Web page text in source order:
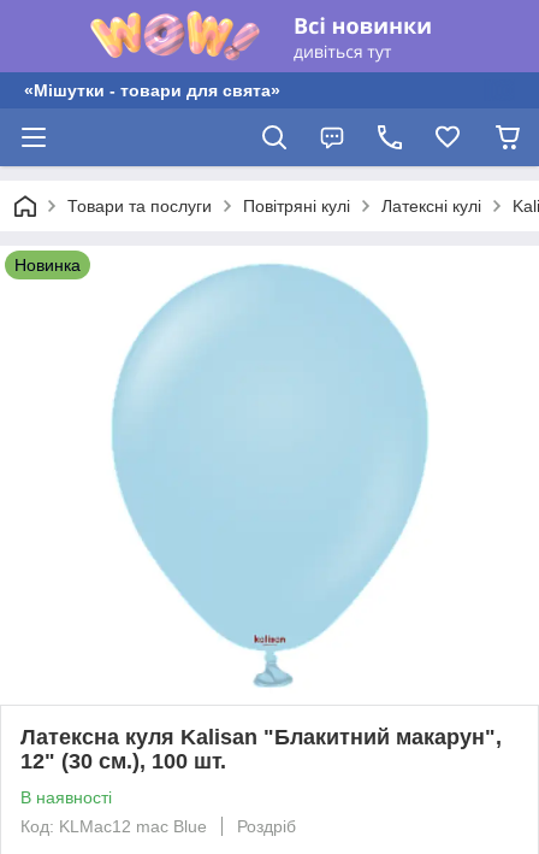
«Мішутки - товари для свята»
Товари та послуги Повітряні кулі Латексні кулі
Новинка
Латексна куля Kalisan "Блакитний макарун",
12" (30 см.), 100 шт.
В наявності
Код: KLMac12 mac Blue
Роздріб